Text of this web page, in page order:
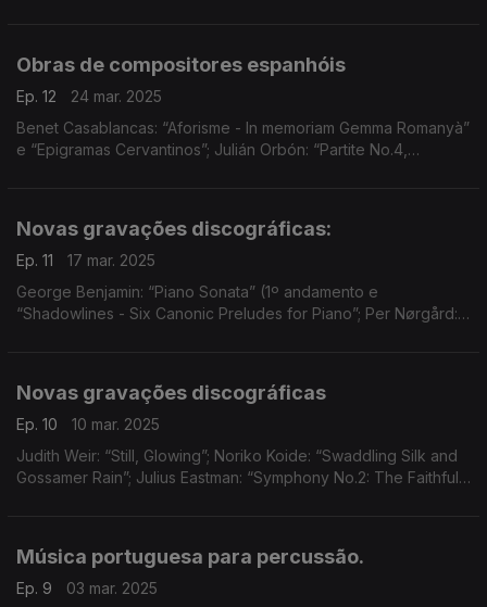
Obras de compositores espanhóis
Ep. 12
24 mar. 2025
Benet Casablancas: “Aforisme - In memoriam Gemma Romanyà”
e “Epigramas Cervantinos”; Julián Orbón: “Partite No.4,
Novas gravações discográficas:
Ep. 11
17 mar. 2025
George Benjamin: “Piano Sonata” (1º andamento e
“Shadowlines - Six Canonic Preludes for Piano”; Per Nørgård:
Novas gravações discográficas
Ep. 10
10 mar. 2025
Judith Weir: “Still, Glowing”; Noriko Koide: “Swaddling Silk and
Gossamer Rain”; Julius Eastman: “Symphony No.2: The Faithful
Música portuguesa para percussão.
Ep. 9
03 mar. 2025